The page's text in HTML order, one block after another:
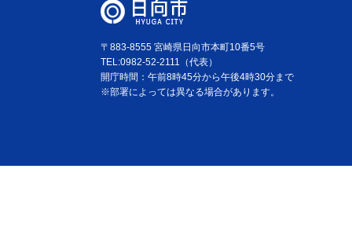
〒883-8555 宮崎県日向市本町10番5号
TEL:0982-52-2111（代表）
開庁時間：午前8時45分から午後4時30分まで
※部署によっては異なる場合があります。